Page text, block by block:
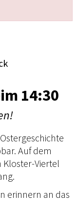
14:30
Auf dem
Viertel
erinnern an das